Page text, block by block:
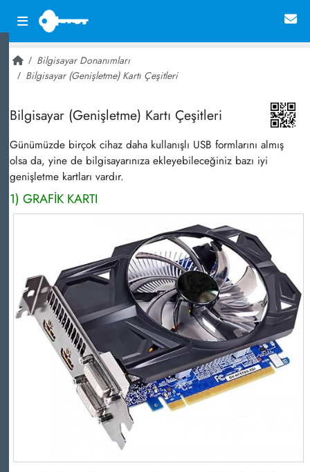
Bilgisayar Donanımları
Bilgisayar (Genişletme) Kartı Çeşitleri
Bilgisayar (Genişletme) Kartı Çeşitleri
Günümüzde birçok cihaz daha kullanışlı USB formlarını almış
olsa da, yine de bilgisayarınıza ekleyebileceğiniz bazı iyi
genişletme kartları vardır.
1) GRAFİK KARTI